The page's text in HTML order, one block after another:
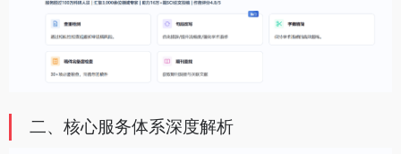
二、核心服务体系深度解析